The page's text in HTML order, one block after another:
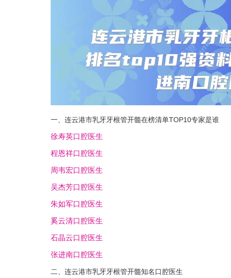
一、连云港市乳牙牙根管开髓在榜清单TOP10专家是谁
徐寿英口腔医生
程恩祥口腔医生
周韦宏口腔医生
吴杰芳口腔医生
朱如军口腔医生
奚云清口腔医生
石晶云口腔医生
张进南口腔医生
二、连云港市乳牙牙根管开髓知名口腔医生